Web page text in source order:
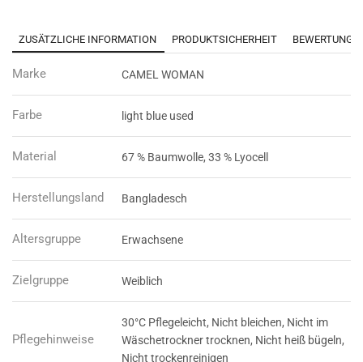
ZUSÄTZLICHE INFORMATION PRODUKTSICHERHEIT
Marke CAMEL WOMAN
Farbe light blue used
Material 67 % Baumwolle, 33 % Lyocell
Herstellungsland Bangladesch
Altersgruppe Erwachsene
Zielgruppe Weiblich
Pflegehinweise
30°C Pflegeleicht, Nicht bleichen, Nicht im
Wäschetrockner trocknen, Nicht heiß bügeln,
Nicht trockenreinigen